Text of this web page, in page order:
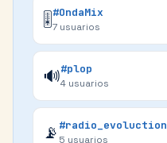
🎚️ #OndaMix
7 usuarios
🔊#plop
4 usuarios
📡 #radio_evoluction
5 usuarios